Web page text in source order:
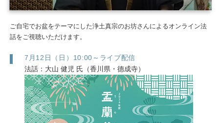
ご⾃宅でお盆をテーマにした浄⼟真宗のお坊さんによるオンライン法
話をご視聴いただけます。
7月12日（日）10:00～ライブ配信
法話：大山 健児 氏（香川県・德成寺）